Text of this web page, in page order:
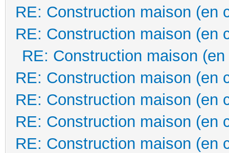
RE: Construction maison (en
RE: Construction maison (en
RE: Construction maison
RE: Construction maison (en
RE: Construction maison (en
RE: Construction maison (en
RE: Construction maison (en